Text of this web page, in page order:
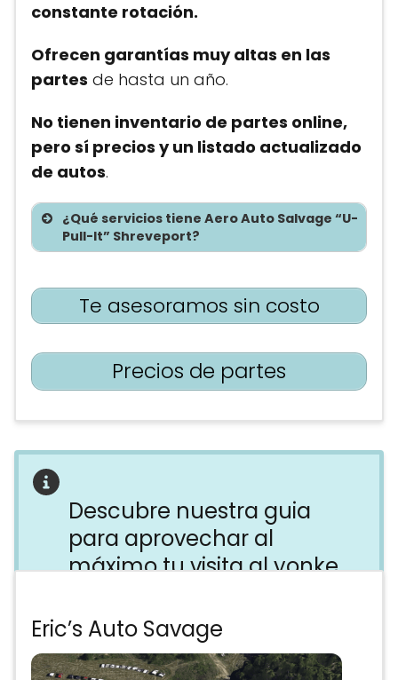
constante rotación.
Ofrecen garantías muy altas en las
partes de hasta un año.
No tienen inventario de partes online,
pero sí precios y un listado actualizado
de autos.
¿Qué servicios tiene Aero Auto Salvage “U-
Pull-It” Shreveport?
Te asesoramos sin costo
Precios de partes
Descubre nuestra guia
para aprovechar al
máximo tu visita al yonke
en el yonke equivocado. Descubre
todo lo que necesitas saber
Eric’s Auto Savage